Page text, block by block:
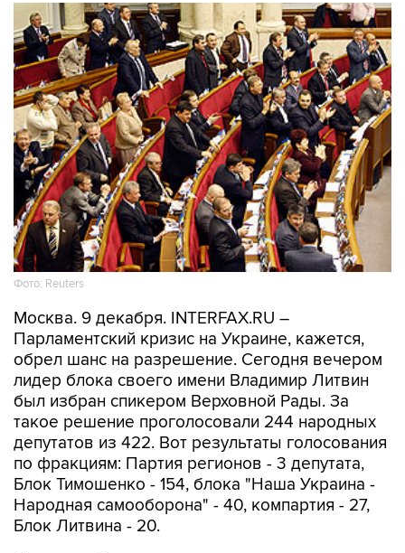
Фото: Reuters
Москва. 9 декабря. INTERFAX.RU –
Парламентский кризис на Украине, кажется,
обрел шанс на разрешение. Сегодня вечером
лидер блока своего имени Владимир Литвин
был избран спикером Верховной Рады. За
такое решение проголосовали 244 народных
депутатов из 422. Вот результаты голосования
по фракциям: Партия регионов - 3 депутата,
Блок Тимошенко - 154, блока "Наша Украина -
Народная самооборона" - 40, компартия - 27,
Блок Литвина - 20.